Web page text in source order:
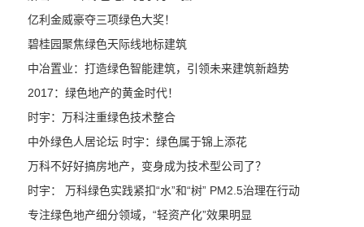
亿利金威豪夺三项绿色大奖！
碧桂园聚焦绿色天际线地标建筑
中冶置业：打造绿色智能建筑，引领未来建筑新趋势
2017：绿色地产的黄金时代！
时宇：万科注重绿色技术整合
中外绿色人居论坛 时宇：绿色属于锦上添花
万科不好好搞房地产，变身成为技术型公司了？
时宇： 万科绿色实践紧扣“水”和“树” PM2.5治理在行动
专注绿色地产细分领域，“轻资产化”效果明显